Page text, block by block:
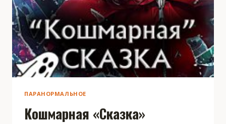
ПАРАНОРМАЛЬНОЕ
Кошмарная «Сказка»